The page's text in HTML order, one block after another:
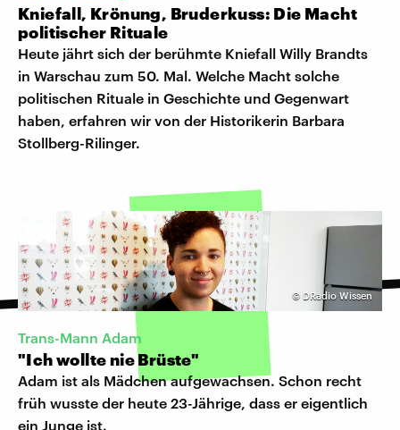
Kniefall, Krönung, Bruderkuss: Die Macht
politischer Rituale
Heute jährt sich der berühmte Kniefall Willy Brandts
in Warschau zum 50. Mal. Welche Macht solche
politischen Rituale in Geschichte und Gegenwart
haben, erfahren wir von der Historikerin Barbara
Stollberg-Rilinger.
© DRadio Wissen
Trans-Mann Adam
"Ich wollte nie Brüste"
Adam ist als Mädchen aufgewachsen. Schon recht
früh wusste der heute 23-Jährige, dass er eigentlich
ein Junge ist.